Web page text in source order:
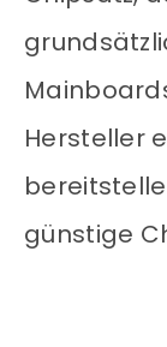
Hersteller
günstige